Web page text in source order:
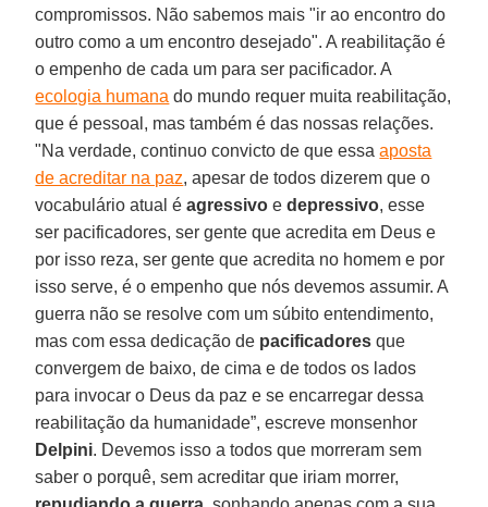
compromissos. Não sabemos mais "ir ao encontro do
outro como a um encontro desejado". A reabilitação é
o empenho de cada um para ser pacificador. A
ecologia humana do mundo requer muita reabilitação,
que é pessoal, mas também é das nossas relações.
"Na verdade, continuo convicto de que essaaposta
de acreditar na paz, apesar de todos dizerem que o
vocabulário atual éagressivo edepressivo, esse
ser pacificadores, ser gente que acredita em Deus e
por isso reza, ser gente que acredita no homem e por
isso serve, é o empenho que nós devemos assumir. A
guerra não se resolve com um súbito entendimento,
mas com essa dedicação de pacificadores que
convergem de baixo, de cima e de todos os lados
para invocar o Deus da paz e se encarregar dessa
reabilitação da humanidade”, escreve monsenhor
Delpini. Devemos isso a todos que morreram sem
saber o porquê, sem acreditar que iriam morrer,